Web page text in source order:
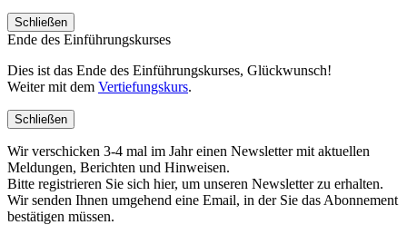
Schließen
Ende des Einführungskurses
Dies ist das Ende des Einführungskurses, Glückwunsch!
Weiter mit dem Vertiefungskurs.
Schließen
Wir verschicken 3-4 mal im Jahr einen Newsletter mit aktuellen
Meldungen, Berichten und Hinweisen.
Bitte registrieren Sie sich hier, um unseren Newsletter zu erhalten.
Wir senden Ihnen umgehend eine Email, in der Sie das Abonnement
bestätigen müssen.